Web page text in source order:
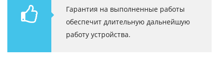
Гарантия на выполненные работы
обеспечит длительную дальнейшую
работу устройства.